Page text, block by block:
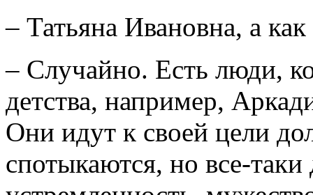
– Татьяна Ивановна, а
– Случайно. Есть люди,
детства, например,
Они идут к своей цели
спотыкаются, но все-